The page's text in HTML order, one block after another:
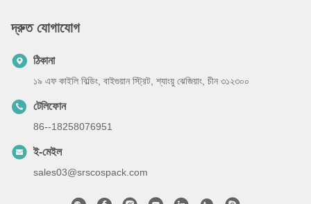
দ্রুত যোগাযোগ
ঠিকানা
১৯ এফ কাইলি বিল্ডিং, বাইগুয়ান স্ট্রিট, শ্যাংয়ু ঝেজিয়াং, চীন ৩১২৩০০
টেলিফোন
86--18258076951
ই-মেইল
sales03@srscospack.com